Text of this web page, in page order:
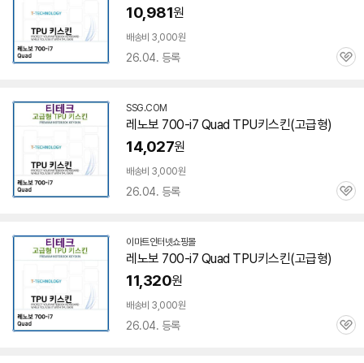
10,981원
배송비 3,000원
26.04. 등록
관
SSG.COM
레노보 700-i7 Quad TPU키스킨(고급형)
14,027원
배송비 3,000원
26.04. 등록
관
이마트인터넷쇼핑몰
레노보 700-i7 Quad TPU키스킨(고급형)
11,320원
배송비 3,000원
26.04. 등록
관